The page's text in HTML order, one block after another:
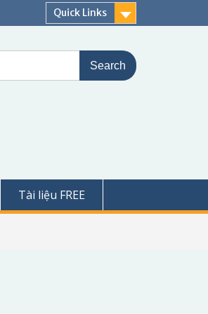
Quick Links
Tài liệu FREE